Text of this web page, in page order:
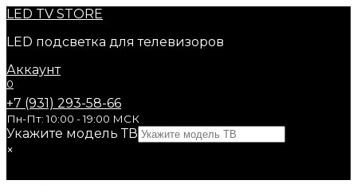
Перейти
содержанию
LED TV STORE
LED подсветка для телевизоров
Аккаунт
0
+7 (931) 293-58-66
Пн-Пт: 10:00 - 19:00 МСК
Укажите модель ТВ
×